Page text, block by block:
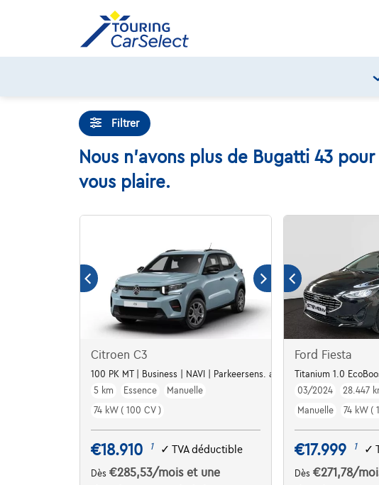
Filtrer
Nous n'avons plus de Bugatti 43
vous plaire.
Citroen C3
100 PK MT | Business | NAVI | Parkeersens. a | Airco | Apple Carplay |
5 km
Essence
Manuelle
74 kW ( 100 CV )
€18.910 1 ✓ TVA déductible
Dès €285,53/mois et une
Ford Fiesta
Titanium 1.0
03/2024
28.447
Manuelle
74 kW (
€17.999 1 ✓
Dès€271,78/